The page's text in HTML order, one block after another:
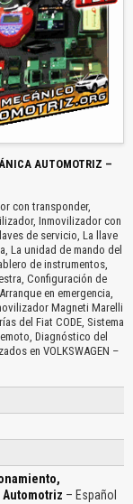
AUTOMOTRIZ –
con transponder,
Inmovilizador con
de servicio, La llave
La unidad de mando del
de instrumentos,
Configuración de
en emergencia,
Magneti Marelli
del Fiat CODE, Sistema
Diagnóstico del
en VOLKSWAGEN –
– Español